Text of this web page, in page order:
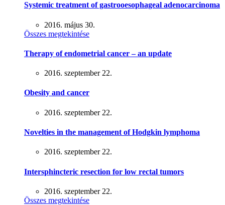
Systemic treatment of gastrooesophageal adenocarcinoma
2016. május 30.
Összes megtekintése
Therapy of endometrial cancer – an update
2016. szeptember 22.
Obesity and cancer
2016. szeptember 22.
Novelties in the management of Hodgkin lymphoma
2016. szeptember 22.
Intersphincteric resection for low rectal tumors
2016. szeptember 22.
Összes megtekintése